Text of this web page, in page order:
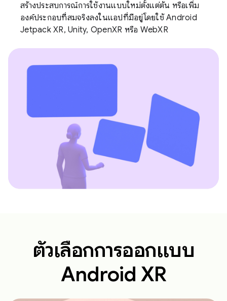
สร้างประสบการณ์การใช้งานแบบใหม่ตั้งแต่ต้น หรือเพิ่ม
องค์ประกอบที่สมจริงลงในแอปที่มีอยู่โดยใช้ Android
Jetpack XR, Unity, OpenXR หรือ WebXR
ตัวเลือกการออกแบบ
Android XR